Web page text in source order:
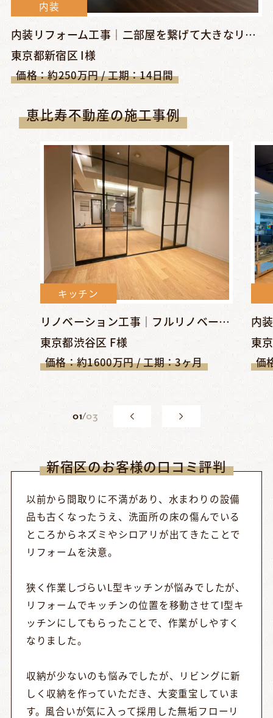
内装
内装リフォーム工事｜二部屋を繋げて大きなリビングダイニングに...
東京都新宿区 I様
価格：約250万円 / 工期：14日間
恵比寿不動産の施工事例
キッチン
リノベーション工事｜フルリノベーションでシンプル＆クールな空...
東京都渋谷区 F様
価格：約1600万円 / 工期：3ヶ月
東
価
01/03
新宿区のお客様の口コミ評判
以前から間取りに不満があり、水まわりの設備
品も古くなったうえ、洗面所の床の傷んでいる
ところからネズミやシロアリが出てきたことで
リフォームを決意。
狭く作業しづらいL型キッチンが悩みでしたが、
リフォームでキッチンの位置を移動させてI型キ
ッチンにしてもらったことで、作業がしやすく
なりました。
収納が少ないのも悩みでしたが、リビングに新
しく収納を作っていただき、大変重宝していま
す。風合いが気に入って採用した無垢フローリ